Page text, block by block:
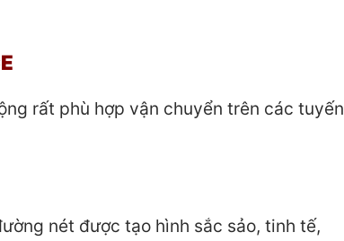
rất phù hợp vận chuyển trên các tuyến
nét được tạo hình sắc sảo, tinh tế,